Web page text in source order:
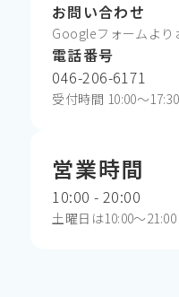
お問い合わせ
Googleフォームより
電話番号
046-206-6171
受付時間 10:00〜17:30
営業時間
10:00 - 20:00
土曜日は10:00～21:00